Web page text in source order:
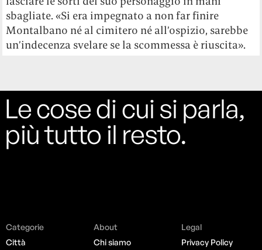
sbagliate. «Si era impegnato a non far finire
Montalbano né al cimitero né all’ospizio, sarebbe
un’indecenza svelare se la scommessa è riuscita».
Le cose di cui si parla,
più tutto il resto.
Categorie
Città
About
Chi siamo
Legal
Privacy Policy